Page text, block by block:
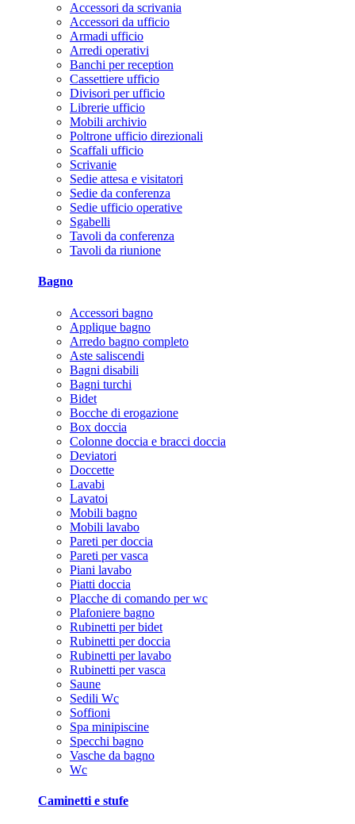
Accessori da scrivania
Accessori da ufficio
Armadi ufficio
Arredi operativi
Banchi per reception
Cassettiere ufficio
Divisori per ufficio
Librerie ufficio
Mobili archivio
Poltrone ufficio direzionali
Scaffali ufficio
Scrivanie
Sedie attesa e visitatori
Sedie da conferenza
Sedie ufficio operative
Sgabelli
Tavoli da conferenza
Tavoli da riunione
Bagno
Accessori bagno
Applique bagno
Arredo bagno completo
Aste saliscendi
Bagni disabili
Bagni turchi
Bidet
Bocche di erogazione
Box doccia
Colonne doccia e bracci doccia
Deviatori
Doccette
Lavabi
Lavatoi
Mobili bagno
Mobili lavabo
Pareti per doccia
Pareti per vasca
Piani lavabo
Piatti doccia
Placche di comando per wc
Plafoniere bagno
Rubinetti per bidet
Rubinetti per doccia
Rubinetti per lavabo
Rubinetti per vasca
Saune
Sedili Wc
Soffioni
Spa minipiscine
Specchi bagno
Vasche da bagno
Wc
Caminetti e stufe